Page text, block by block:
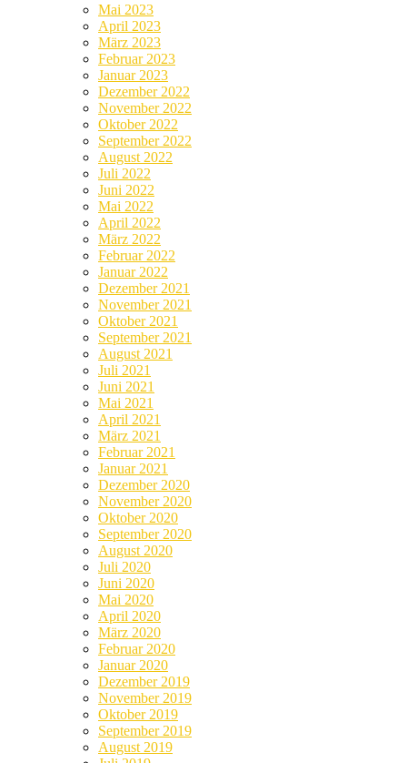
Mai 2023
April 2023
März 2023
Februar 2023
Januar 2023
Dezember 2022
November 2022
Oktober 2022
September 2022
August 2022
Juli 2022
Juni 2022
Mai 2022
April 2022
März 2022
Februar 2022
Januar 2022
Dezember 2021
November 2021
Oktober 2021
September 2021
August 2021
Juli 2021
Juni 2021
Mai 2021
April 2021
März 2021
Februar 2021
Januar 2021
Dezember 2020
November 2020
Oktober 2020
September 2020
August 2020
Juli 2020
Juni 2020
Mai 2020
April 2020
März 2020
Februar 2020
Januar 2020
Dezember 2019
November 2019
Oktober 2019
September 2019
August 2019